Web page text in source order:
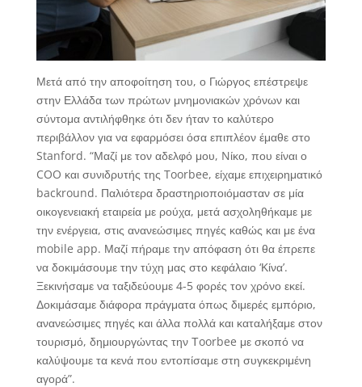
Μετά από την αποφοίτηση του, ο Γιώργος επέστρεψε
στην Ελλάδα των πρώτων μνημονιακών χρόνων και
σύντομα αντιλήφθηκε ότι δεν ήταν το καλύτερο
περιβάλλον για να εφαρμόσει όσα επιπλέον έμαθε στο
Stanford. “Μαζί με τον αδελφό μου, Nίκο, που είναι ο
COO και συνιδρυτής της Toorbee, είχαμε επιχειρηματικό
backround. Παλιότερα δραστηριοποιόμασταν σε μία
οικογενειακή εταιρεία με ρούχα, μετά ασχοληθήκαμε με
την ενέργεια, στις ανανεώσιμες πηγές καθώς και με ένα
mobile app. Μαζί πήραμε την απόφαση ότι θα έπρεπε
να δοκιμάσουμε την τύχη μας στο κεφάλαιο ‘Κίνα’.
Ξεκινήσαμε να ταξιδεύουμε 4-5 φορές τον χρόνο εκεί.
Δοκιμάσαμε διάφορα πράγματα όπως διμερές εμπόριο,
ανανεώσιμες πηγές και άλλα πολλά και καταλήξαμε στον
τουρισμό, δημιουργώντας την Τoorbee με σκοπό να
καλύψουμε τα κενά που εντοπίσαμε στη συγκεκριμένη
αγορά”.